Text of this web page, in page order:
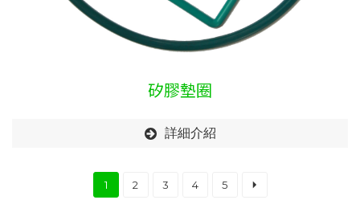
矽膠墊圈
詳細介紹
1 2 3 4 5